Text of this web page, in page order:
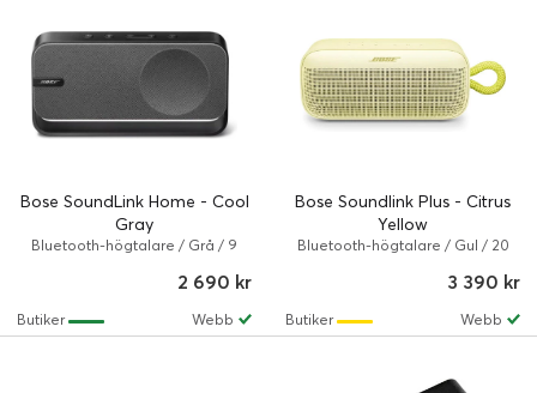
Bose SoundLink Home - Cool
Gray
Bluetooth-högtalare / Grå / 9
Kabelansluten2 690 kr
Webb
Butiker
Bose Soundlink Plus - Citrus
Yellow
Bluetooth-högtalare / Gul / 20
3 390 kr
Webb
Butiker